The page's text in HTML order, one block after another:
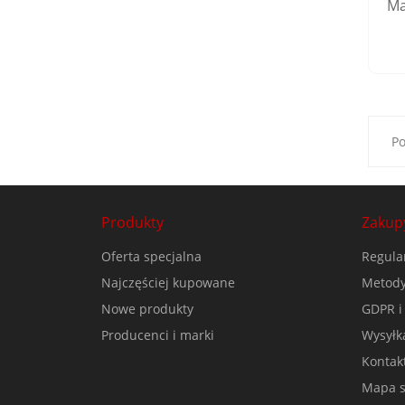
Produkty
Oferta specjalna
Najczęściej kupowane
Nowe produkty
Producenci i marki
GDPR
Mapa